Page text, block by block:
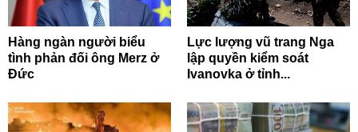
Hàng ngàn người biểu
tình phản đối ông Merz ở
Đức
Lực lượng vũ trang Nga
lập quyền kiểm soát
Ivanovka ở tỉnh...